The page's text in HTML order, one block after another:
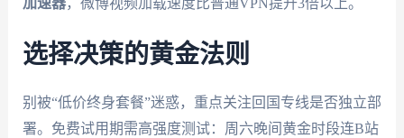
选择决策的黄金法则
别被“低价终身套餐”迷惑，重点关注回国专线是否独立部
署。免费试用期需高强度测试：周六晚间黄金时段连B站